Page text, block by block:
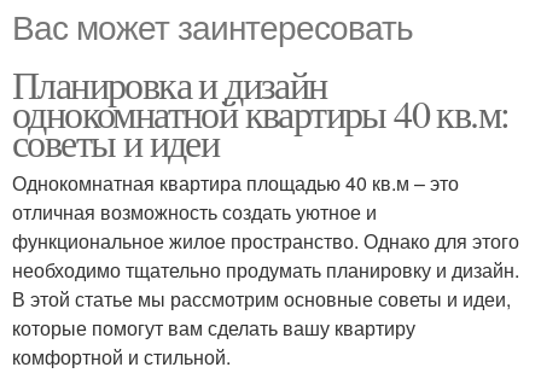
Вас может заинтересовать
Планировка и дизайн
однокомнатной квартиры 40 кв.м:
советы и идеи
Однокомнатная квартира площадью 40 кв.м – это
отличная возможность создать уютное и
функциональное жилое пространство. Однако для этого
необходимо тщательно продумать планировку и дизайн.
В этой статье мы рассмотрим основные советы и идеи,
которые помогут вам сделать вашу квартиру
комфортной и стильной.